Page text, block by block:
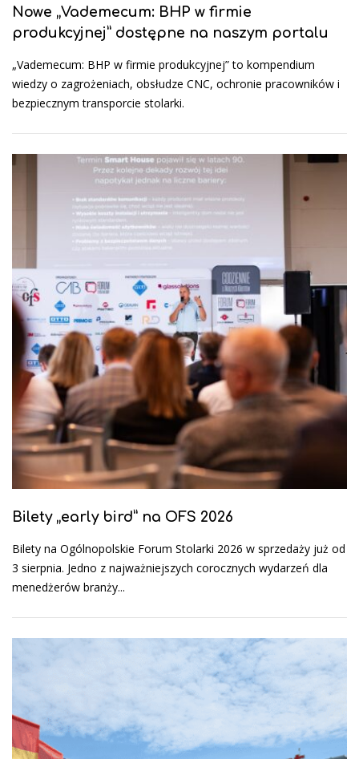
Nowe „Vademecum: BHP w firmie
produkcyjnej” dostępne na naszym portalu
„Vademecum: BHP w firmie produkcyjnej” to kompendium
wiedzy o zagrożeniach, obsłudze CNC, ochronie pracowników i
bezpiecznym transporcie stolarki.
Bilety „early bird” na OFS 2026
Bilety na Ogólnopolskie Forum Stolarki 2026 w sprzedaży już od
3 sierpnia. Jedno z najważniejszych corocznych wydarzeń dla
menedżerów branży...